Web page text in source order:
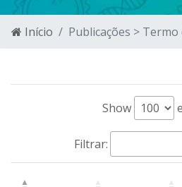
Início Publicações >
Show
Filtrar: